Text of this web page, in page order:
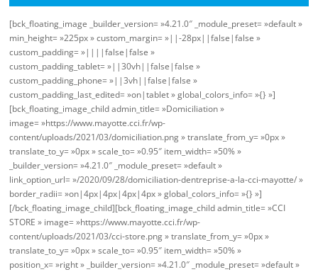
[bck_floating_image _builder_version= »4.21.0″ _module_preset= »default »
min_height= »225px » custom_margin= »||-28px||false|false »
custom_padding= »||||false|false »
custom_padding_tablet= »||30vh||false|false »
custom_padding_phone= »||3vh||false|false »
custom_padding_last_edited= »on|tablet » global_colors_info= »{} »]
[bck_floating_image_child admin_title= »Domiciliation »
image= »https://www.mayotte.cci.fr/wp-
content/uploads/2021/03/domiciliation.png » translate_from_y= »0px »
translate_to_y= »0px » scale_to= »0.95″ item_width= »50% »
_builder_version= »4.21.0″ _module_preset= »default »
link_option_url= »/2020/09/28/domiciliation-dentreprise-a-la-cci-mayotte/ »
border_radii= »on|4px|4px|4px|4px » global_colors_info= »{} »]
[/bck_floating_image_child][bck_floating_image_child admin_title= »CCI
STORE » image= »https://www.mayotte.cci.fr/wp-
content/uploads/2021/03/cci-store.png » translate_from_y= »0px »
translate_to_y= »0px » scale_to= »0.95″ item_width= »50% »
position_x= »right » _builder_version= »4.21.0″ _module_preset= »default »